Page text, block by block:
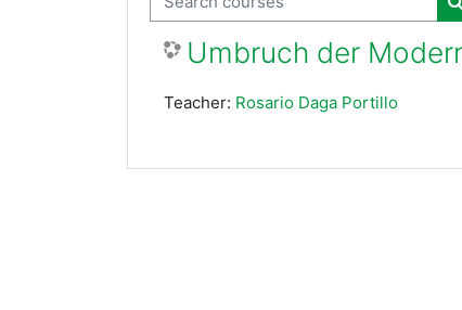
Search courses
Umbruch der
Teacher: Rosario Daga Portillo